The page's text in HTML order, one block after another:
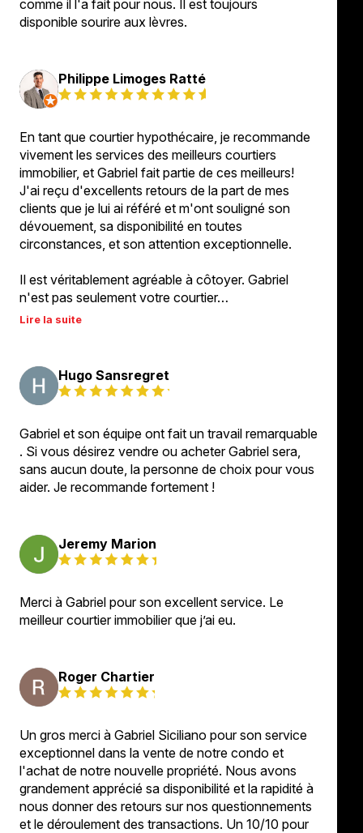
comme il l'a fait pour nous. Il est toujours
disponible sourire aux lèvres.
Philippe Limoges Ratté
En tant que courtier hypothécaire, je recommande
vivement les services des meilleurs courtiers
immobilier, et Gabriel fait partie de ces meilleurs!
J'ai reçu d'excellents retours de la part de mes
clients que je lui ai référé et m'ont souligné son
dévouement, sa disponibilité en toutes
circonstances, et son attention exceptionnelle.
Il est véritablement agréable à côtoyer. Gabriel
n'est pas seulement votre courtier…
Lire la suite
Hugo Sansregret
Gabriel et son équipe ont fait un travail remarquable
. Si vous désirez vendre ou acheter Gabriel sera,
sans aucun doute, la personne de choix pour vous
aider. Je recommande fortement !
Jeremy Marion
Merci à Gabriel pour son excellent service. Le
meilleur courtier immobilier que j’ai eu.
Roger Chartier
Un gros merci à Gabriel Siciliano pour son service
exceptionnel dans la vente de notre condo et
l'achat de notre nouvelle propriété. Nous avons
grandement apprécié sa disponibilité et la rapidité à
nous donner des retours sur nos questionnements
et le déroulement des transactions. Un 10/10 pour